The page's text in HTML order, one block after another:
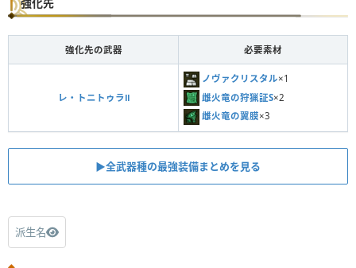
強化先の武器 必要素材
レ・トニトゥラⅡ
ノヴァクリスタル×1
雌火竜の狩猟証S×2
雌火竜の翼膜×3
▶︎全武器種の最強装備まとめを見る
派生名